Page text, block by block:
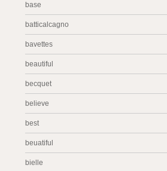
base
batticalcagno
bavettes
beautiful
becquet
believe
best
beuatiful
bielle